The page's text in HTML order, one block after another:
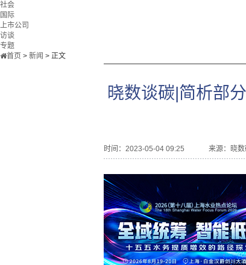
社会
国际
上市公司
访谈
专题
首页 > 新闻 > 正文
晓数谈碳|简析部
时间：2023-05-04 09:25 来源： 晓